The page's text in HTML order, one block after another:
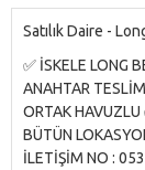
Satılık Daire -
✅ İSKELE LONG
ANAHTAR
ORTAK HAVUZLU
BÜTÜN
İLETİŞİM NO :